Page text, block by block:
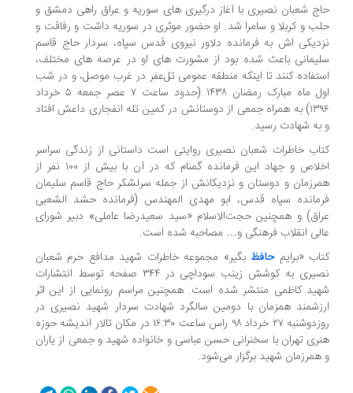
حاج شعبان نصیری با آغاز درگیری های سوریه و عراق راهی دمشق و
حلب و کربلا و سامرا شد. او حضور موثری در سوریه داشت و رفاقت و
نزدیکی اش به فرمانده دلاور نیروی قدس سپاه، سردار حاج قاسم
سلیمانی باعث شده بود از مشورت های او در عرصه های مختلف،
استفاده کنند تا اینکه منطقه عمومی تل‌عفر در غرب موصل، و در شب
اول ماه مبارک رمضان ۱۴۳۸ (حدود ساعت ۷ عصر جمعه ۵ خرداد
۱۳۹۶) به همراه جمعی از دوستانش در کمین تله انفجاری داعش افتاد
و به شهادت رسید.
کتاب خاطرات شعبان نصیری روایتی است داستانی از زندگی سراسر
اخلاص و جهاد این فرمانده گمنام که در آن با بیش از ۱۰۰ نفر از
همرزمان و دوستان و نزدیکانش از جمله سرلشکر حاج قاسم سلیمان
فرمانده سپاه قدس، ابو مهدی المهندس (فرمانده حشد الشعبی
عراق) و همچنین حجت‌الاسلام «سید سعیدرضا عاملی» دبیر شورای
عالی انقلاب فرهنگی و… مصاحبه شده است.
کتاب «برایمحافظبگیر» مجموعه خاطرات شهید مدافع حرم شعبان
نصیری به کوشش زینب سوداچی در ۳۴۴ صفحه توسط انتشارات
شهید کاظمی منتشر شده است. همچنین مراسم رونمایی از این اثر
ارزشمند همزمان با دومین سالگرد شهادت سردار شهید نصیری در
روزدوشنبه ۲۷ خرداد ۹۸ راس ساعت ۱۶:۳۰ در مکان تالار اندیشه حوزه
هنری تهران با سخنرانی حسن عباسی و خانواده شهید و جمعی از یاران
و همرزمان شهید برگزار می‌شود.